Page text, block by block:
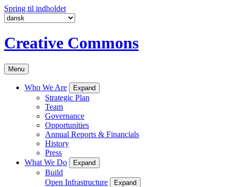
Spring til indholdet
Creative Commons
Menu
Who We Are Expand
Strategic Plan
Team
Governance
Opportunities
Annual Reports & Financials
History
Press
What We Do
Expand
Build
Open Infrastructure
Expand